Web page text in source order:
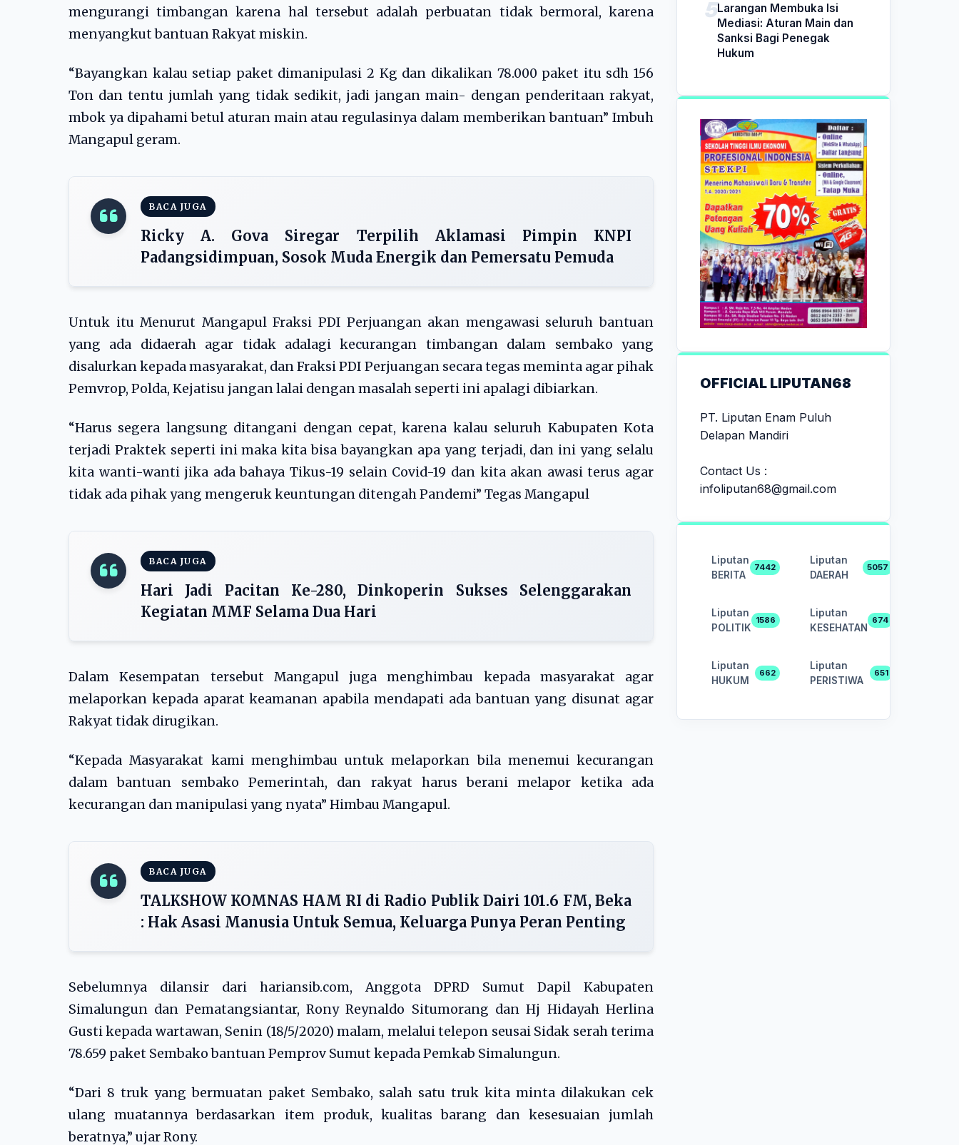
mengurangi timbangan karena hal tersebut adalah perbuatan tidak bermoral, karena
menyangkut bantuan Rakyat miskin.
“Bayangkan kalau setiap paket dimanipulasi 2 Kg dan dikalikan 78.000 paket itu sdh 156
Ton dan tentu jumlah yang tidak sedikit, jadi jangan main- dengan penderitaan rakyat,
mbok ya dipahami betul aturan main atau regulasinya dalam memberikan bantuan” Imbuh
Mangapul geram.
BACA JUGA
Ricky A. Gova Siregar Terpilih Aklamasi Pimpin KNPI
Padangsidimpuan, Sosok Muda Energik dan Pemersatu Pemuda
Untuk itu Menurut Mangapul Fraksi PDI Perjuangan akan mengawasi seluruh bantuan
yang ada didaerah agar tidak adalagi kecurangan timbangan dalam sembako yang
disalurkan kepada masyarakat, dan Fraksi PDI Perjuangan secara tegas meminta agar pihak
Pemvrop, Polda, Kejatisu jangan lalai dengan masalah seperti ini apalagi dibiarkan.
“Harus segera langsung ditangani dengan cepat, karena kalau seluruh Kabupaten Kota
terjadi Praktek seperti ini maka kita bisa bayangkan apa yang terjadi, dan ini yang selalu
kita wanti-wanti jika ada bahaya Tikus-19 selain Covid-19 dan kita akan awasi terus agar
tidak ada pihak yang mengeruk keuntungan ditengah Pandemi” Tegas Mangapul
BACA JUGA
Hari Jadi Pacitan Ke-280, Dinkoperin Sukses Selenggarakan
Kegiatan MMF Selama Dua Hari
Dalam Kesempatan tersebut Mangapul juga menghimbau kepada masyarakat agar
melaporkan kepada aparat keamanan apabila mendapati ada bantuan yang disunat agar
Rakyat tidak dirugikan.
“Kepada Masyarakat kami menghimbau untuk melaporkan bila menemui kecurangan
dalam bantuan sembako Pemerintah, dan rakyat harus berani melapor ketika ada
kecurangan dan manipulasi yang nyata” Himbau Mangapul.
BACA JUGA
TALKSHOW KOMNAS HAM RI di Radio Publik Dairi 101.6 FM, Beka
: Hak Asasi Manusia Untuk Semua, Keluarga Punya Peran Penting
Sebelumnya dilansir dari hariansib.com, Anggota DPRD Sumut Dapil Kabupaten
Simalungun dan Pematangsiantar, Rony Reynaldo Situmorang dan Hj Hidayah Herlina
Gusti kepada wartawan, Senin (18/5/2020) malam, melalui telepon seusai Sidak serah terima
78.659 paket Sembako bantuan Pemprov Sumut kepada Pemkab Simalungun.
“Dari 8 truk yang bermuatan paket Sembako, salah satu truk kita minta dilakukan cek
ulang muatannya berdasarkan item produk, kualitas barang dan kesesuaian jumlah
beratnya,” ujar Rony.
Larangan Membuka Isi
Mediasi: Aturan Main dan
Sanksi Bagi Penegak
Hukum
OFFICIAL LIPUTAN68
PT. Liputan Enam Puluh
Delapan Mandiri
Contact Us :
infoliputan68@gmail.com
Liputan
BERITA
7442
Liputan
DAERAH
5057
Liputan
POLITIK
1586
Liputan
KESEHATAN
674
Liputan
HUKUM
662
Liputan
PERISTIWA
651